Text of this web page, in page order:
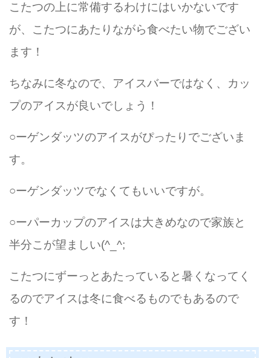
こたつの上に常備するわけにはいかないです
が、こたつにあたりながら食べたい物でござい
ます！
ちなみに冬なので、アイスバーではなく、カッ
プのアイスが良いでしょう！
○ーゲンダッツのアイスがぴったりでございま
す。
○ーゲンダッツでなくてもいいですが。
○ーパーカップのアイスは大きめなので家族と
半分こが望ましい(^_^;
こたつにずーっとあたっていると暑くなってく
るのでアイスは冬に食べるものでもあるので
す！